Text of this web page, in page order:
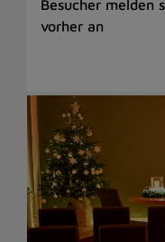
Besucher melden
vorher an